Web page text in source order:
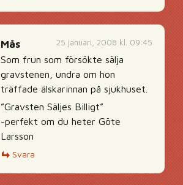
25 januari, 2008 kl. 09:45
Mås
Som frun som försökte sälja
gravstenen, undra om hon
träffade älskarinnan på sjukhuset.
”Gravsten Säljes Billigt”
-perfekt om du heter Göte
Larsson
Svara